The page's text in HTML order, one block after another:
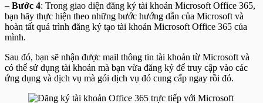
– Bước 4: Trong giao diện đăng ký tài khoản Microsoft Office 365,
bạn hãy thực hiện theo những bước hướng dẫn của Microsoft và
hoàn tất quá trình đăng ký tạo tài khoản Microsoft Office 365 của
mình.
Sau đó, bạn sẽ nhận được mail thông tin tài khoản từ Microsoft và
có thể sử dụng tài khoản mà bạn vừa đăng ký để truy cập vào các
ứng dụng và dịch vụ mà gói dịch vụ đó cung cấp ngay rồi đó.